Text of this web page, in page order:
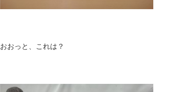
おおっと、これは？